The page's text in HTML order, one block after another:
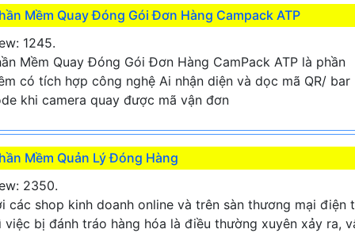
Mềm Quay Đóng Gói Đơn Hàng Campack ATP
1245.
Mềm Quay Đóng Gói Đơn Hàng CamPack ATP là phần
có tích hợp công nghệ Ai nhận diện và dọc mã QR/ bar
khi camera quay được mã vận đơn
Mềm Quản Lý Đóng Hàng
2350.
các shop kinh doanh online và trên sàn thương mại điện
việc bị đánh tráo hàng hóa là điều thường xuyên xảy ra,